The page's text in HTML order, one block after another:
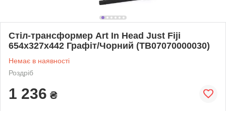
Стіл-трансформер Art In Head Just Fiji
654х327х442 Графіт/Чорний (TB07070000030)
Немає в наявності
Роздріб
1 236 ₴